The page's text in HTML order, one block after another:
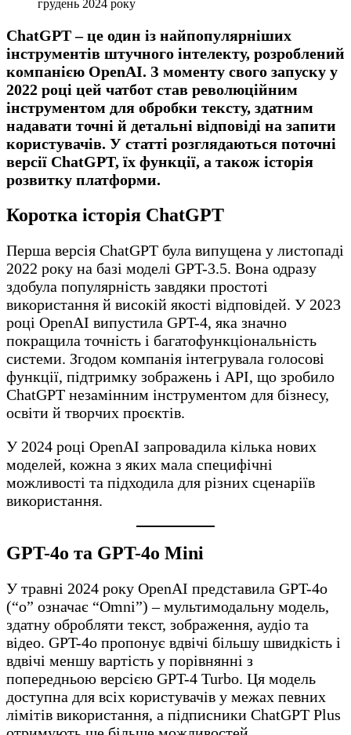
ChatGPT – це один із найпопулярніших
інструментів штучного інтелекту, розроблений
компанією OpenAI. З моменту свого запуску у
2022 році цей чатбот став революційним
інструментом для обробки тексту, здатним
надавати точні й детальні відповіді на запити
користувачів. У статті розглядаються поточні
версії ChatGPT, їх функції, а також історія
розвитку платформи.
Коротка історія ChatGPT
Перша версія ChatGPT була випущена у листопаді
2022 року на базі моделі GPT-3.5. Вона одразу
здобула популярність завдяки простоті
використання й високій якості відповідей. У 2023
році OpenAI випустила GPT-4, яка значно
покращила точність і багатофункціональність
системи. Згодом компанія інтегрувала голосові
функції, підтримку зображень і API, що зробило
ChatGPT незамінним інструментом для бізнесу,
освіти й творчих проєктів.
У 2024 році OpenAI запровадила кілька нових
моделей, кожна з яких мала специфічні
можливості та підходила для різних сценаріїв
використання.
GPT-4o та GPT-4o Mini
У травні 2024 року OpenAI представила GPT-4o
(“o” означає “Omni”) – мультимодальну модель,
здатну обробляти текст, зображення, аудіо та
відео. GPT-4o пропонує вдвічі більшу швидкість і
вдвічі меншу вартість у порівнянні з
попередньою версією GPT-4 Turbo. Ця модель
доступна для всіх користувачів у межах певних
лімітів використання, а підписники ChatGPT Plus